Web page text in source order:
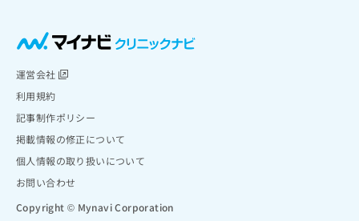
運営会社
利用規約
記事制作ポリシー
掲載情報の修正について
個人情報の取り扱いについて
お問い合わせ
Copyright © Mynavi Corporation